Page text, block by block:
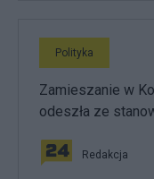
Polityka
Zamieszanie w
odeszła ze
Redakcja